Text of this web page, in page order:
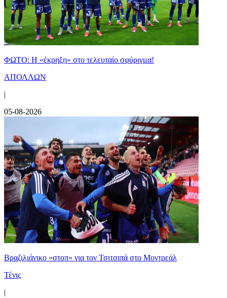
ΦΩΤΟ: Η «έκρηξη» στο τελευταίο σφύριγμα!
ΑΠΟΛΛΩΝ
|
05-08-2026
Βραζιλιάνικο «στοπ» για τον Τσιτσιπά στο Μοντρεάλ
Τένις
|